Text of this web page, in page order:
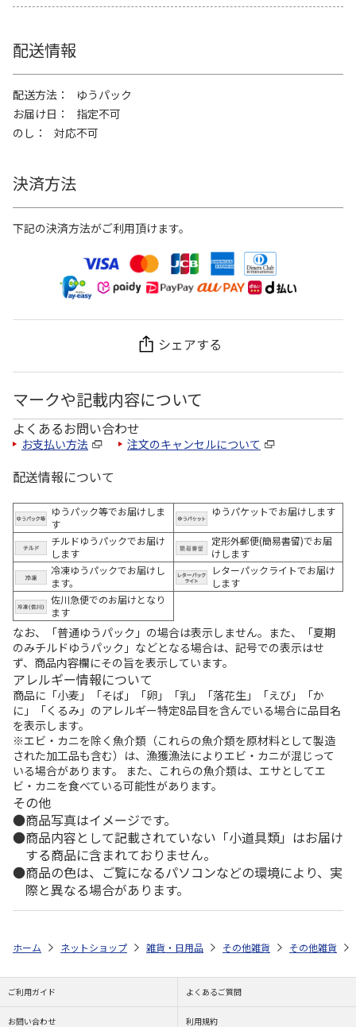
配送情報
配送方法
ゆうパック
お届け日
指定不可
のし
対応不可
決済方法
下記の決済方法がご利用頂けます。
シェアする
マークや記載内容について
よくあるお問い合わせ
お支払い方法 注文のキャンセルについて
配送情報について
ゆうパック等でお届けしま
す
ゆうパケットでお届けします
チルドゆうパックでお届け
します
定形外郵便(簡易書留)でお届
けします
冷凍ゆうパックでお届けし
ます。
レターパックライトでお届け
します
佐川急便でのお届けとなり
ます
なお、「普通ゆうパック」の場合は表示しません。また、「夏期
のみチルドゆうパック」などとなる場合は、記号での表示はせ
ず、商品内容欄にその旨を表示しています。
アレルギー情報について
商品に「小麦」「そば」「卵」「乳」「落花生」「えび」「か
に」「くるみ」のアレルギー特定8品目を含んでいる場合に品目名
を表示します。
※エビ・カニを除く魚介類（これらの魚介類を原材料として製造
された加工品も含む）は、漁獲漁法によりエビ・カニが混じって
いる場合があります。 また、これらの魚介類は、エサとしてエ
ビ・カニを食べている可能性があります。
その他
商品写真はイメージです。
商品内容として記載されていない「小道具類」はお届け
する商品に含まれておりません。
商品の色は、ご覧になるパソコンなどの環境により、実
際と異なる場合があります。
ホーム ネットショップ 雑貨・日用品 その他雑貨 その他雑貨
ご利用ガイド よくあるご質問
お問い合わせ 利用規約